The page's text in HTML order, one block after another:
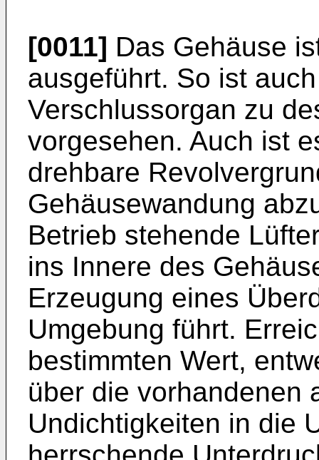
[0011] Das Gehäuse
ausgeführt. So ist
Verschlussorgan zu
vorgesehen. Auch ist
drehbare
Gehäusewandung
Betrieb stehende
ins Innere des
Erzeugung eines
Umgebung führt.
bestimmten Wert,
über die vorhandenen
Undichtigkeiten in die